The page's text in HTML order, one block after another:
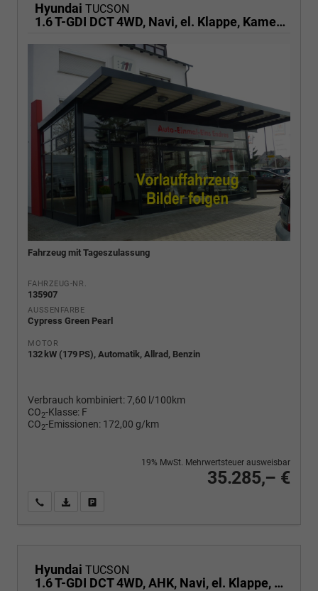
Hyundai TUCSON
1.6 T-GDI DCT 4WD, Navi, el. Klappe, Kamera, Side, Winter, 19-Zoll
Fahrzeug mit Tageszulassung
FAHRZEUG-NR.
135907
AUSSENFARBE
Cypress Green Pearl
MOTOR
132 kW (179 PS), Automatik, Allrad, Benzin
Verbrauch kombiniert:7,60 l/100km
CO2-Klasse: F
CO2-Emissionen: 172,00 g/km
35.285,– €
19% MwSt. Mehrwertsteuer ausweisbar
Wir rufen Sie anPDF-Fahrzeugexposé drucken
Hyundai TUCSON
1.6 T-GDI DCT 4WD, AHK, Navi, el. Klappe, Kamera, Side, Winter, 19-Zoll